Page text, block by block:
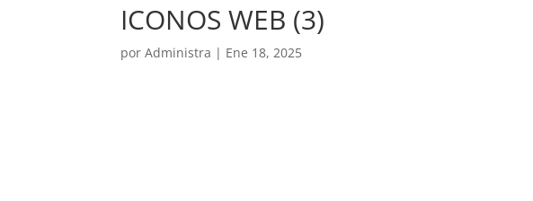
ICONOS WEB (3)
porAdministra | Ene 18, 2025